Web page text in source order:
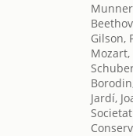
Gilson,
Jardí,